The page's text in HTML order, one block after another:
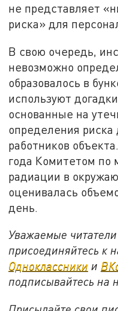
не представляет
риска» для
В свою очередь,
невозможно
образовалось в
используют
основанные на
определения
работников
года Комитетом по
радиации в
оценивалась
день.
Уважаемые
присоединяйтесь к
Одноклассники и
подписывайтесь на